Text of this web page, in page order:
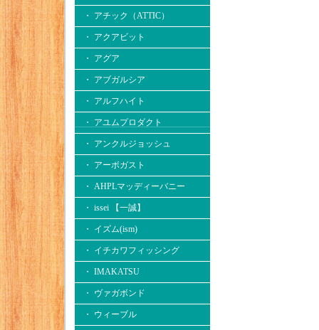
・ アチック（ATTIC）
・ アクアビット
・ アグア
・ アブガルシア
・ アルフハイト
・ アユムプロダクト
・ アンクルジョッシュ
・ アーボガスト
・ AHPLマッディーバニー
・ issei 【一誠】
・ イズム(ism)
・ イチカワフィッシング
・ IMAKATSU
・ ヴァガボンド
・ ウィーブル